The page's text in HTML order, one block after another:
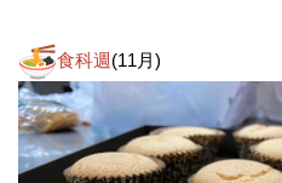
食科週 (11月)